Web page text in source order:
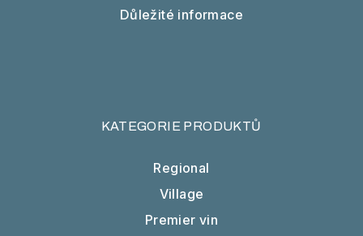
Důležité informace
KATEGORIE PRODUKTŮ
Regional
Village
Premier vin